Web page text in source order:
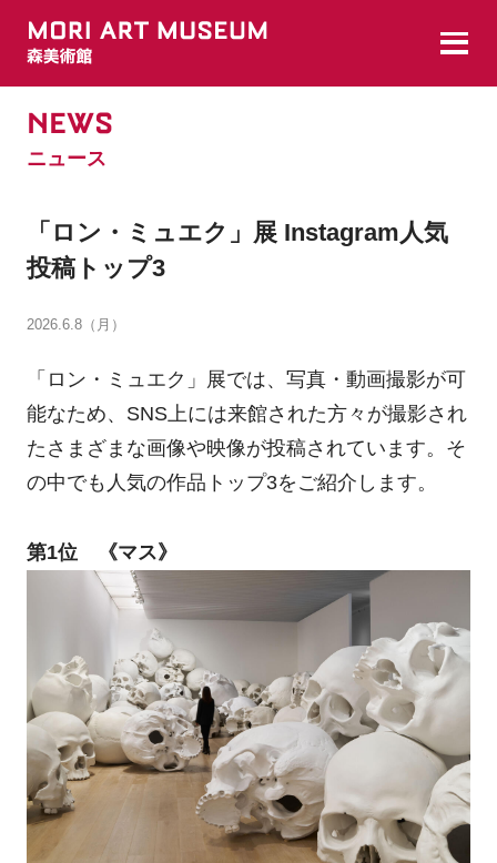
NEWS
ニュース
「ロン・ミュエク」展 Instagram人気
投稿トップ3
2026.6.8（月）
「ロン・ミュエク」展では、写真・動画撮影が可
能なため、SNS上には来館された方々が撮影され
たさまざまな画像や映像が投稿されています。そ
の中でも人気の作品トップ3をご紹介します。
第1位 《マス》